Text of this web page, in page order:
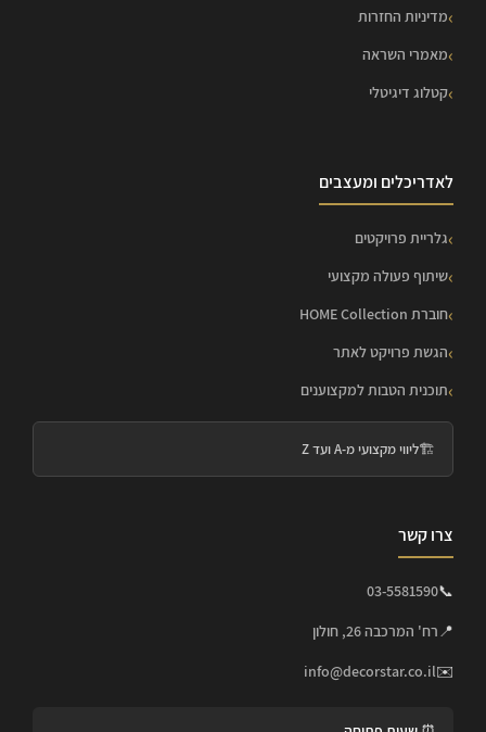
מדיניות החזרות
מאמרי השראה
קטלוג דיגיטלי
לאדריכלים ומעצבים
גלריית פרויקטים
שיתוף פעולה מקצועי
חוברת HOME Collection
הגשת פרויקט לאתר
תוכנית הטבות למקצוענים
🏗️ליווי מקצועי מ-A ועד Z
צרו קשר
📞
03-5581590
📍רח' המרכבה 26, חולון
✉️
info@decorstar.co.il